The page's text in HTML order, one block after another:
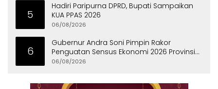
5
Hadiri Paripurna DPRD, Bupati Sampaikan
KUA PPAS 2026
06/08/2026
6
Gubernur Andra Soni Pimpin Rakor
Penguatan Sensus Ekonomi 2026 Provinsi
Banten
06/08/2026